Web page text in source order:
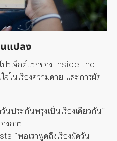
นแปลง
เจ็กต์แรกของ Inside the
ในเรื่องความตาย และการผัด
นประกันพรุ่งเป็นเรื่องเดียวกัน”
งการ
“พอเราพูดถึงเรื่องผัดวัน